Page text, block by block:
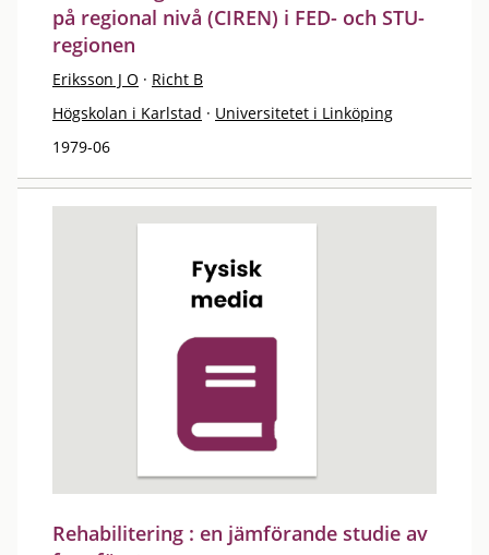
på regional nivå (CIREN) i FED- och STU-
regionen
Eriksson J O · Richt B
Högskolan i Karlstad · Universitetet i Linköping
1979-06
Rehabilitering : en jämförande studie av